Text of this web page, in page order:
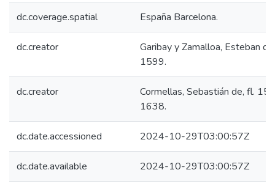
dc.coverage.spatial España Barcelona.
dc.creator
Garibay y Zamalloa, Esteban
1599.
dc.creator
Cormellas, Sebastián de, fl.
1638.
dc.date.accessioned 2024-10-29T03:00:57Z
dc.date.available 2024-10-29T03:00:57Z